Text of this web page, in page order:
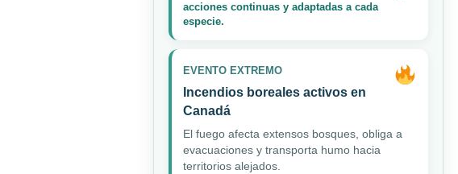
acciones continuas y adaptadas a cada
especie.
EVENTO EXTREMO
Incendios boreales activos en
Canadá
El fuego afecta extensos bosques, obliga a
evacuaciones y transporta humo hacia
territorios alejados.